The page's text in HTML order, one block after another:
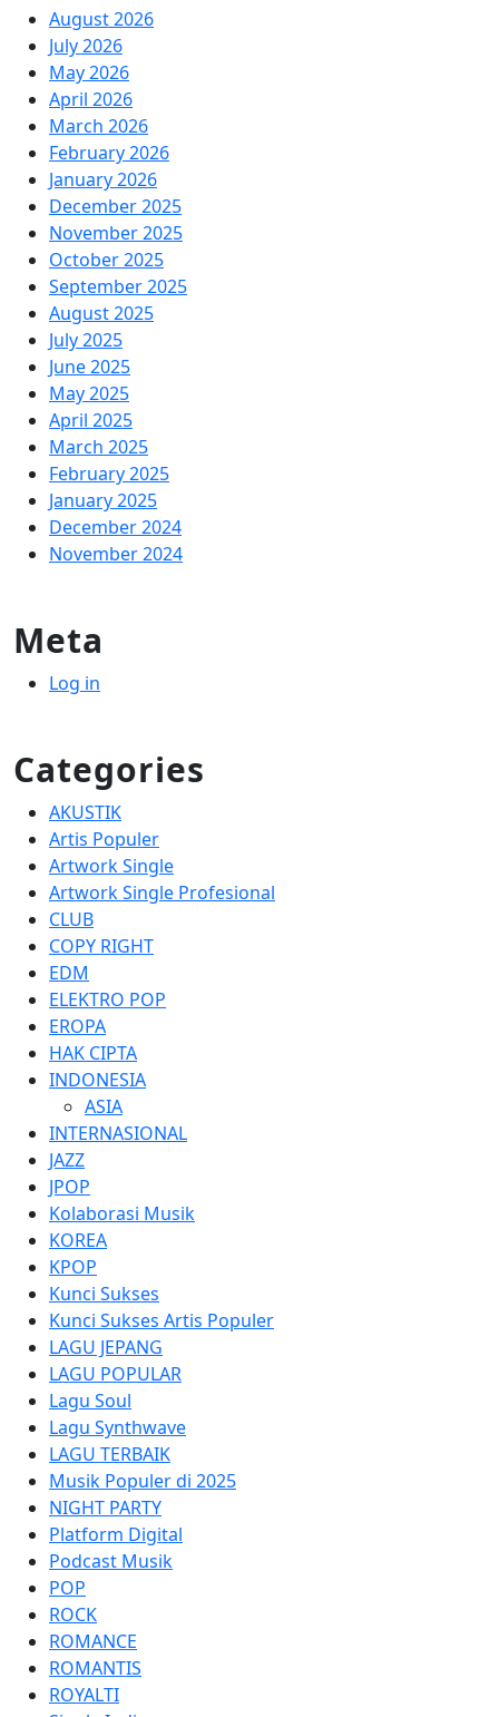
August 2026
July 2026
May 2026
April 2026
March 2026
February 2026
January 2026
December 2025
November 2025
October 2025
September 2025
August 2025
July 2025
June 2025
May 2025
April 2025
March 2025
February 2025
January 2025
December 2024
November 2024
Meta
Log in
Categories
AKUSTIK
Artis Populer
Artwork Single
Artwork Single Profesional
CLUB
COPY RIGHT
EDM
ELEKTRO POP
EROPA
HAK CIPTA
INDONESIA
ASIA
INTERNASIONAL
JAZZ
JPOP
Kolaborasi Musik
KOREA
KPOP
Kunci Sukses
Kunci Sukses Artis Populer
LAGU JEPANG
LAGU POPULAR
Lagu Soul
Lagu Synthwave
LAGU TERBAIK
Musik Populer di 2025
NIGHT PARTY
Platform Digital
Podcast Musik
POP
ROCK
ROMANCE
ROMANTIS
ROYALTI